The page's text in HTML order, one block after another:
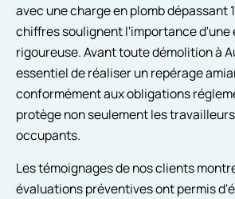
avec une charge en plomb dépassant
chiffres soulignent l'importance d'une
rigoureuse. Avant toute démolition à
essentiel de réaliser un repérage
conformément aux obligations
protège non seulement les
occupants.
Les témoignages de nos clients
évaluations préventives ont permis